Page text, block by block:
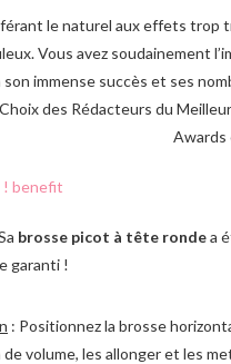
le naturel aux effets trop
Vous avez soudainement
immense succès et ses
des Rédacteurs du
Awards
brosse picot à tête rondea
garanti !
: Positionnez la brosse
de volume, les allonger et les